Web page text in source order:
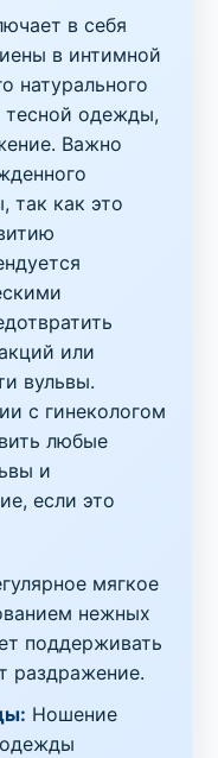
в себя
в интимной
натурального
тесной одежды,
Важно
так как это
или
вульвы.
с гинекологом
любые
и
если это
мягкое
нежных
поддерживать
раздражение.
Ношение
одежды